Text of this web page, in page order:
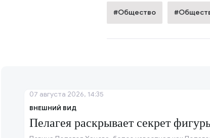
#Общество
ВНЕШНИЙ ВИД
Пелагея раскрывает секрет
07 августа 2026, 14:35